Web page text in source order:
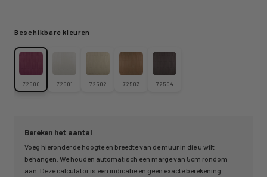
Bereken het aantal
Voeg hieronder de hoogte en breedte van de muur in die u wilt
behangen. We houden automatisch een marge van 5cm rondom
aan. Deze calculator is een indicatie en geen exacte berekening.
Beschikbare kleuren
72500 72501 72502 72503 72504